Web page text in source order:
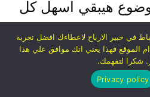
هيبقي اسهل كل
تبدأ تعرض علي
في خبير الارباح لاعطاءك افضل تجربة
الموقع فهذا يعني انك موافق علي هذا
شكرا لتفهمك.
Privacy policy